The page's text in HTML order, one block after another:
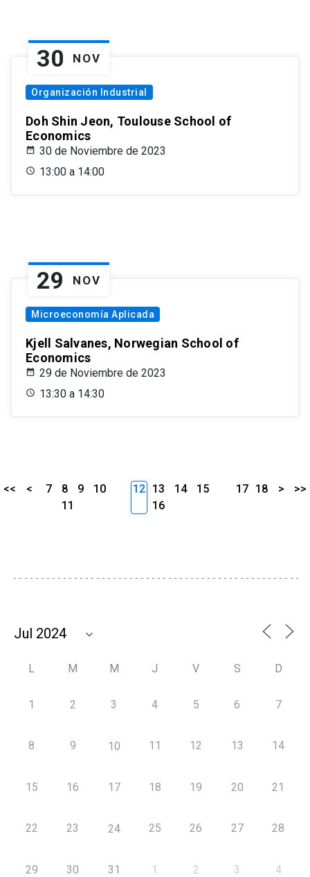
30 NOV
Organización Industrial
Doh Shin Jeon, Toulouse School of
Economics
30 de Noviembre de 2023
13:00 a 14:00
29 NOV
Microeconomía Aplicada
Kjell Salvanes, Norwegian School of
Economics
29 de Noviembre de 2023
13:30 a 14:30
<< < 7 8 9
10
11
12 13 14
15
16
17 18 > >>
L M M J V S D
1 2 3 4 5 6 7
8 9 10 11 12 13 14
15 16 17 18 19 20 21
22 23 24 25 26 27 28
29 30 31 1 2 3 4